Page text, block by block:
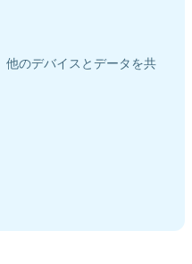
他のデバイスとデータを共